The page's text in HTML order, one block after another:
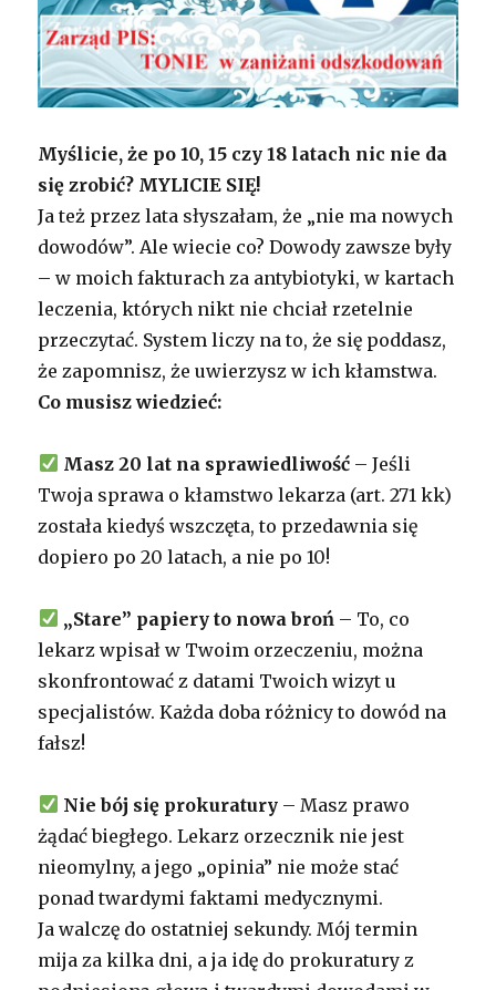
Myślicie, że po 10, 15 czy 18 latach nic nie da
się zrobić? MYLICIE SIĘ!
Ja też przez lata słyszałam, że „nie ma nowych
dowodów”. Ale wiecie co? Dowody zawsze były
– w moich fakturach za antybiotyki, w kartach
leczenia, których nikt nie chciał rzetelnie
przeczytać. System liczy na to, że się poddasz,
że zapomnisz, że uwierzysz w ich kłamstwa.
Co musisz wiedzieć:
Masz 20 lat na sprawiedliwość– Jeśli
Twoja sprawa o kłamstwo lekarza (art. 271 kk)
została kiedyś wszczęta, to przedawnia się
dopiero po 20 latach, a nie po 10!
„Stare” papiery to nowa broń – To, co
lekarz wpisał w Twoim orzeczeniu, można
skonfrontować z datami Twoich wizyt u
specjalistów. Każda doba różnicy to dowód na
fałsz!
Nie bój się prokuratury– Masz prawo
żądać biegłego. Lekarz orzecznik nie jest
nieomylny, a jego „opinia” nie może stać
ponad twardymi faktami medycznymi.
Ja walczę do ostatniej sekundy. Mój termin
mija za kilka dni, a ja idę do prokuratury z